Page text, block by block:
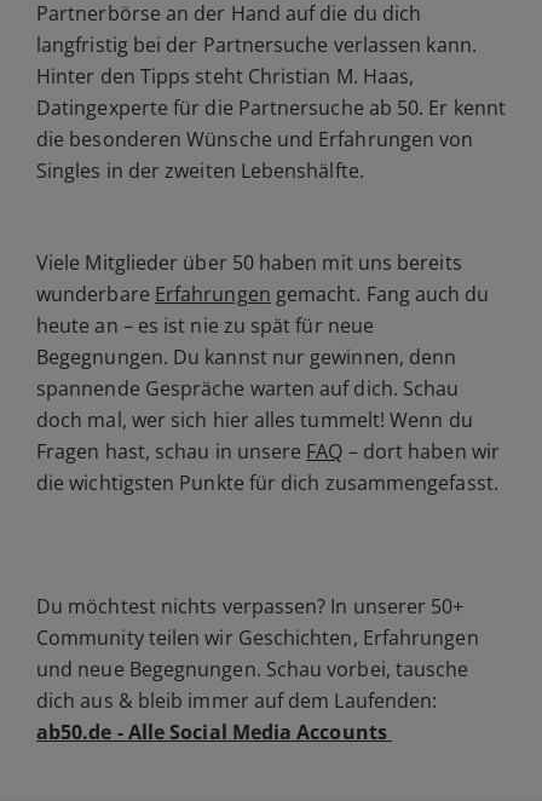
Partnerbörse an der Hand auf die du dich
langfristig bei der Partnersuche verlassen kann.
Hinter den Tipps steht Christian M. Haas,
Datingexperte für die Partnersuche ab 50. Er kennt
die besonderen Wünsche und Erfahrungen von
Singles in der zweiten Lebenshälfte.
Viele Mitglieder über 50 haben mit uns bereits
wunderbare Erfahrungen gemacht. Fang auch du
heute an – es ist nie zu spät für neue
Begegnungen. Du kannst nur gewinnen, denn
spannende Gespräche warten auf dich. Schau
doch mal, wer sich hier alles tummelt! Wenn du
Fragen hast, schau in unsere FAQ – dort haben wir
die wichtigsten Punkte für dich zusammengefasst.
Du möchtest nichts verpassen? In unserer 50+
Community teilen wir Geschichten, Erfahrungen
und neue Begegnungen. Schau vorbei, tausche
dich aus & bleib immer auf dem Laufenden:
ab50.de - Alle Social Media Accounts